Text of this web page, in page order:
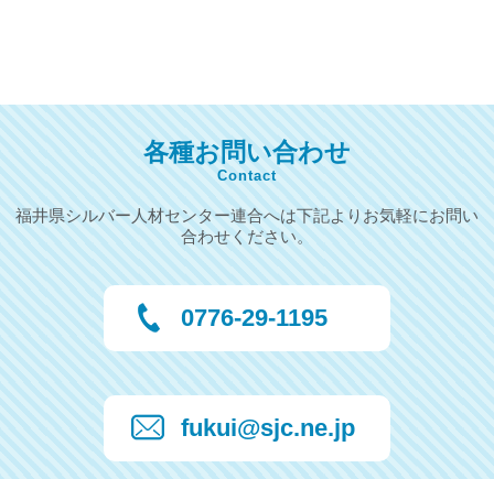
各種お問い合わせ
Contact
福井県シルバー人材センター連合へは下記よりお気軽にお問い
合わせください。
0776-29-1195
fukui@sjc.ne.jp